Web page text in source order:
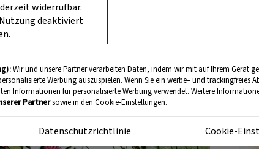
widerrufbar.
deaktiviert
Wir und unsere Partner verarbeiten Daten, indem wir mit auf Ihrem Gerät
Werbung auszuspielen. Wenn Sie ein werbe– und trackingfreies
Informationen für personalisierte Werbung verwendet. Weitere
Partnersowie in den Cookie-Einstellungen.
Datenschutzrichtlinie Cookie-